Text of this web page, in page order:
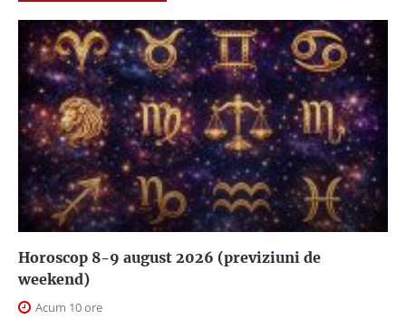
Horoscop 8-9 august 2026 (previziuni de
weekend)
Acum 10 ore